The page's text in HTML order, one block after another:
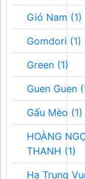
Gió Nam (1)
Gomdori (1)
Green (1)
Guen Guen
Gấu Mèo (1)
HOÀNG
THANH (1)
Ha Trung